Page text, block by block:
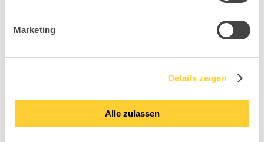
Marketing
Details zeigen
Alle zulassen
Suchen
Nachhaltigkeitsbericht 2025 ist da!